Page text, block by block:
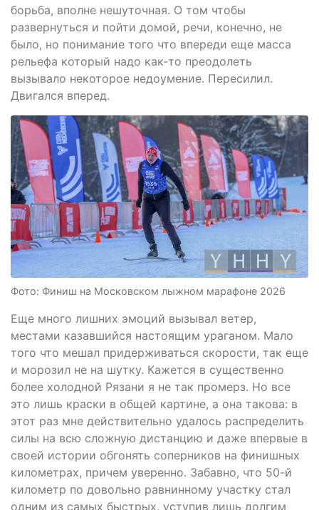
борьба, вполне нешуточная. О том чтобы
развернуться и пойти домой, речи, конечно, не
было, но понимание того что впереди еще масса
рельефа который надо как-то преодолеть
вызывало некоторое недоумение. Пересилил.
Двигался вперед.
Фото: Финиш на Московском лыжном марафоне 2026
Еще много лишних эмоций вызывал ветер,
местами казавшийся настоящим ураганом. Мало
того что мешал придерживаться скорости, так еще
и морозил не на шутку. Кажется в существенно
более холодной Рязани я не так промерз. Но все
это лишь краски в общей картине, а она такова: в
этот раз мне действительно удалось распределить
силы на всю сложную дистанцию и даже впервые в
своей истории обгонять соперников на финишных
километрах, причем уверенно. Забавно, что 50-й
километр по довольно равнинному участку стал
одним из самых быстрых, уступив лишь долгим